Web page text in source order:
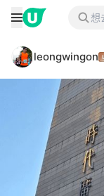
leongwingon